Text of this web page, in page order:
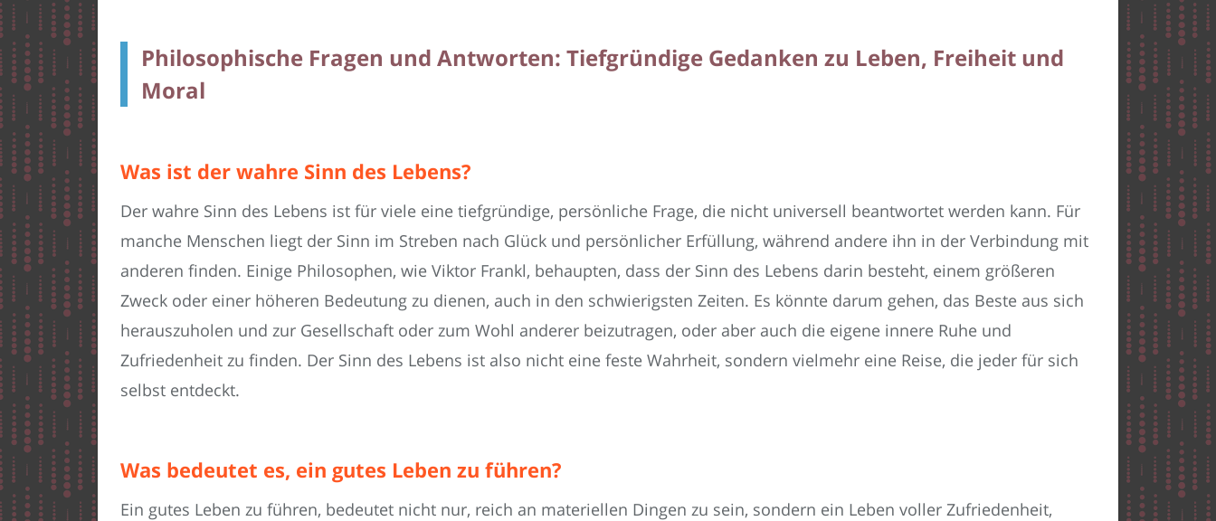
Philosophische Fragen und Antworten: Tiefgründige Gedanken zu Leben, Freiheit und
Moral
Was ist der wahre Sinn des Lebens?
Der wahre Sinn des Lebens ist für viele eine tiefgründige, persönliche Frage, die nicht universell beantwortet werden kann. Für
manche Menschen liegt der Sinn im Streben nach Glück und persönlicher Erfüllung, während andere ihn in der Verbindung mit
anderen finden. Einige Philosophen, wie Viktor Frankl, behaupten, dass der Sinn des Lebens darin besteht, einem größeren
Zweck oder einer höheren Bedeutung zu dienen, auch in den schwierigsten Zeiten. Es könnte darum gehen, das Beste aus sich
herauszuholen und zur Gesellschaft oder zum Wohl anderer beizutragen, oder aber auch die eigene innere Ruhe und
Zufriedenheit zu finden. Der Sinn des Lebens ist also nicht eine feste Wahrheit, sondern vielmehr eine Reise, die jeder für sich
selbst entdeckt.
Was bedeutet es, ein gutes Leben zu führen?
Ein gutes Leben zu führen, bedeutet nicht nur, reich an materiellen Dingen zu sein, sondern ein Leben voller Zufriedenheit,